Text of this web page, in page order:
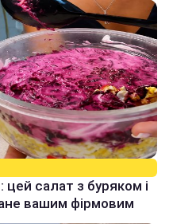
цей салат з буряком і
вашим фірмовим